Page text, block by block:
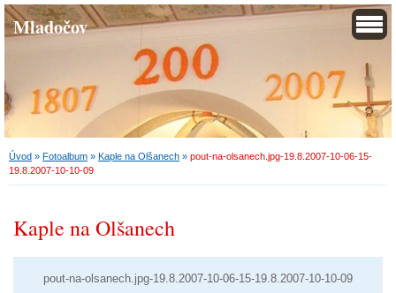
Mladočov
Úvod » Fotoalbum » Kaple na Olšanech » pout-na-olsanech.jpg-19.8.2007-10-06-15-
19.8.2007-10-10-09
Kaple na Olšanech
pout-na-olsanech.jpg-19.8.2007-10-06-15-19.8.2007-10-10-09